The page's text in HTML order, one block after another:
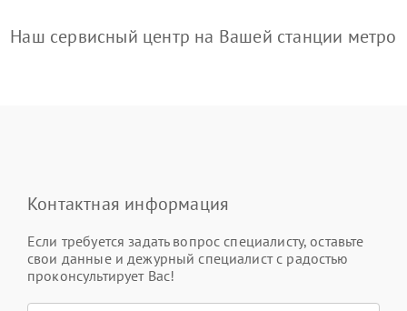
Наш сервисный центр на Вашей станции метро
Контактная информация
Если требуется задать вопрос специалисту, оставьте
свои данные и дежурный специалист с радостью
проконсультирует Вас!